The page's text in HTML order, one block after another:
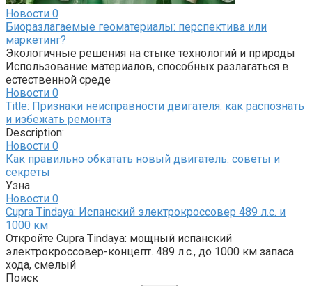
Новости 0
Биоразлагаемые геоматериалы: перспектива или
маркетинг?
Экологичные решения на стыке технологий и природы
Использование материалов, способных разлагаться в
естественной среде
Новости 0
Title: Признаки неисправности двигателя: как распознать
и избежать ремонта
Description:
Новости 0
Как правильно обкатать новый двигатель: советы и
секреты
Узна
Новости 0
Cupra Tindaya: Испанский электрокроссовер 489 л.с. и
1000 км
Откройте Cupra Tindaya: мощный испанский
электрокроссовер-концепт. 489 л.с., до 1000 км запаса
хода, смелый
Поиск